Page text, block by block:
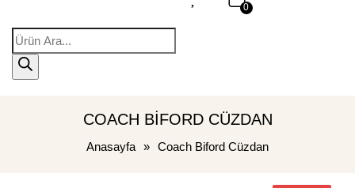
0
COACH BIFORD CÜZDAN
Anasayfa » Coach Biford Cüzdan